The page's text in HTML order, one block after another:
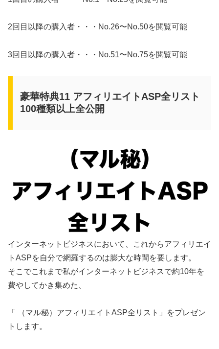
2回目以降の購入者・・・No.26〜No.50を閲覧可能
3回目以降の購入者・・・No.51〜No.75を閲覧可能
豪華特典11 アフィリエイトASP全リスト
100種類以上全公開
インターネットビジネスにおいて、これからアフィリエイ
トASPを自分で網羅するのは膨大な時間を要します。
そこでこれまで私がインターネットビジネスで約10年を
費やしてかき集めた、
「 （マル秘）アフィリエイトASP全リスト」をプレゼン
トします。